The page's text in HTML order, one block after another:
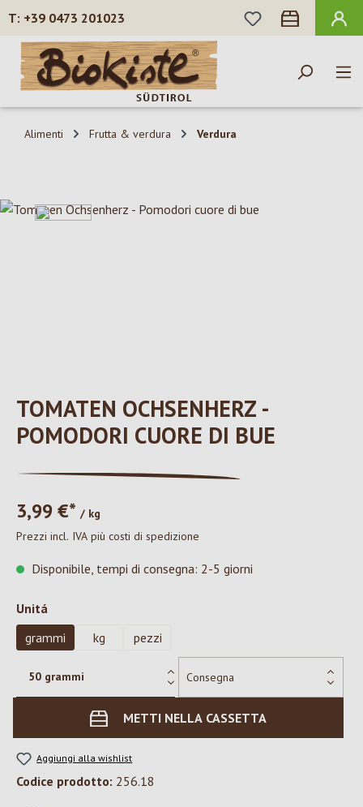
Passa al contenuto principale
+39 0473 201023
HAI 0 ARTICOLI
Alimenti Frutta & verdura Verdura
Salta la galleria di immagini
TOMATEN OCHSENHERZ -
POMODORI CUORE DI BUE
3,99 €* / kg
Prezzi incl. IVA più costi di spedizione
Disponibile, tempi di consegna: 2-5 giorni
Seleziona
Unitá
grammi
kg pezzi
METTI NELLA CASSETTA
Aggiungi alla wishlist
Codice prodotto: 256.18